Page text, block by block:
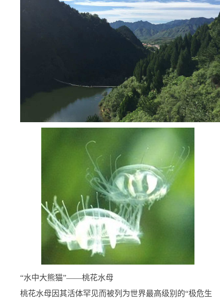
“水中大熊猫”——桃花水母
桃花水母因其活体罕见而被列为世界最高级别的“极危生